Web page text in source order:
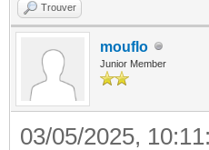
Trouver
mouflo
Junior Member
03/05/2025,